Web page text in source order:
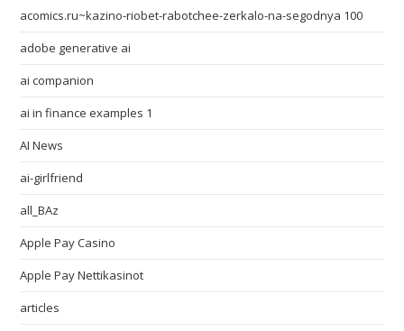
acomics.ru~kazino-riobet-rabotchee-zerkalo-na-segodnya 100
adobe generative ai
ai companion
ai in finance examples 1
AI News
ai-girlfriend
all_BAz
Apple Pay Casino
Apple Pay Nettikasinot
articles